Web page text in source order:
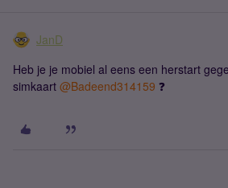
JanD
Heb je je mobiel al eens een herstart
simkaart @Badeend314159 ❓